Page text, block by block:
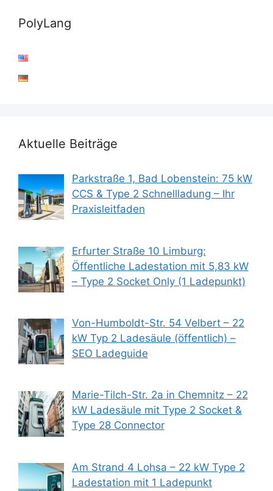
PolyLang
Aktuelle Beiträge
Parkstraße 1, Bad Lobenstein: 75 kW
CCS & Type 2 Schnellladung – Ihr
Praxisleitfaden
Erfurter Straße 10 Limburg:
Öffentliche Ladestation mit 5,83 kW
– Type 2 Socket Only (1 Ladepunkt)
Von-Humboldt-Str. 54 Velbert – 22
kW Typ 2 Ladesäule (öffentlich) –
SEO Ladeguide
Marie-Tilch-Str. 2a in Chemnitz – 22
kW Ladesäule mit Type 2 Socket &
Type 28 Connector
Am Strand 4 Lohsa – 22 kW Type 2
Ladestation mit 1 Ladepunkt